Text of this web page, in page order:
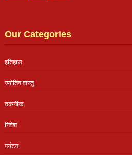
Our Categories
इतिहास
ज्योतिष वास्तु
तकनीक
निवेश
पर्यटन